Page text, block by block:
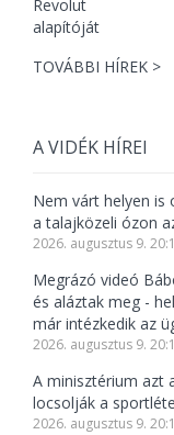
TOVÁBBI HÍREK >
A VIDÉK HÍREI
Nem várt helyen is
a talajközeli ózon
2026. augusztus 9.
Megrázó videó
és aláztak meg -
már intézkedik az
2026. augusztus 9.
A minisztérium azt
locsolják a
2026. augusztus 9.